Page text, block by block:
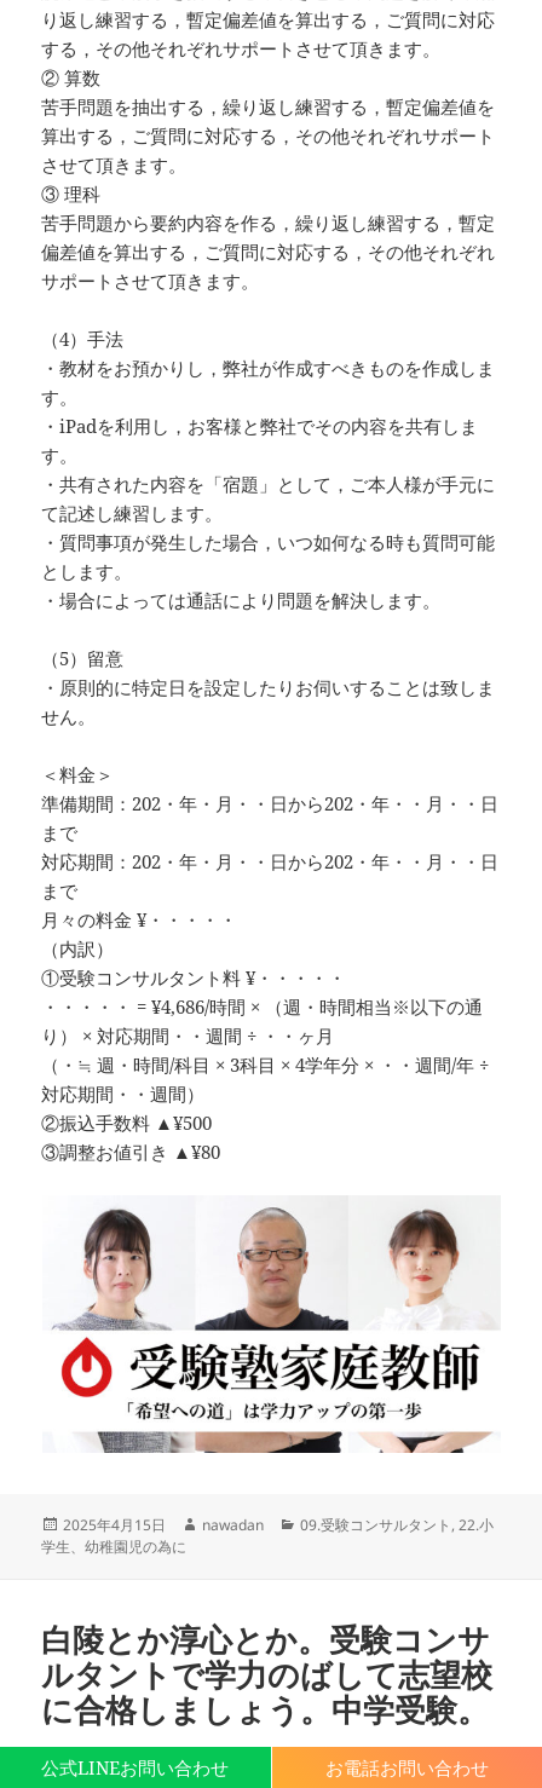
公式LINEお問い合わせ お電話お問い合わせ
り返し練習する，暫定偏差値を算出する，ご質問に対応
する，その他それぞれサポートさせて頂きます。
② 算数
苦手問題を抽出する，繰り返し練習する，暫定偏差値を
算出する，ご質問に対応する，その他それぞれサポート
させて頂きます。
③ 理科
苦手問題から要約内容を作る，繰り返し練習する，暫定
偏差値を算出する，ご質問に対応する，その他それぞれ
サポートさせて頂きます。
（4）手法
・教材をお預かりし，弊社が作成すべきものを作成しま
す。
・iPadを利用し，お客様と弊社でその内容を共有しま
す。
・共有された内容を「宿題」として，ご本人様が手元に
て記述し練習します。
・質問事項が発生した場合，いつ如何なる時も質問可能
とします。
・場合によっては通話により問題を解決します。
（5）留意
・原則的に特定日を設定したりお伺いすることは致しま
せん。
＜料金＞
準備期間：202・年・月・・日から202・年・・月・・日
まで
対応期間：202・年・月・・日から202・年・・月・・日
まで
月々の料金 ¥・・・・・
（内訳）
①受験コンサルタント料 ¥・・・・・
・・・・・ = ¥4,686/時間 × （週・時間相当※以下の通
り） × 対応期間・・週間 ÷ ・・ヶ月
（・≒ 週・時間/科目 × 3科目 × 4学年分 × ・・週間/年 ÷
対応期間・・週間）
②振込手数料 ▲¥500
③調整お値引き ▲¥80
投
稿
2025年4月15日
作
nawadan
カ
09.受験コンサルタント ,22.小
学生、幼稚園児の為に
白陵とか淳心とか。受験コンサ
ルタントで学力のばして志望校
に合格しましょう。中学受験。